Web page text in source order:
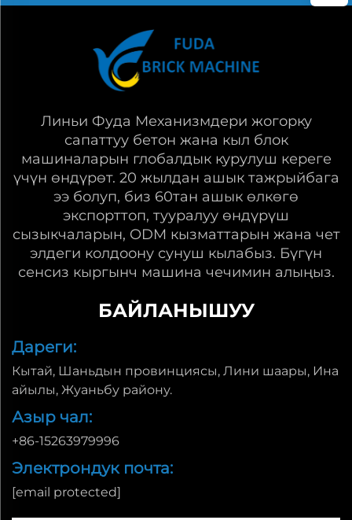
Линьи Фуда Механизмдери жогорку
сапаттуу бетон жана кыл блок
машиналарын глобалдык курулуш кереге
үчүн өндүрөт. 20 жылдан ашык тажрыйбага
ээ болуп, биз 60тан ашык өлкөгө
экспорттоп, тууралуу өндүрүш
сызыкчаларын, ODM кызматтарын жана чет
элдеги колдоону сунуш кылабыз. Бүгүн
сенсиз кыргынч машина чечимин алыңыз.
БАЙЛАНЫШУУ
Дареги:
Кытай, Шаньдын провинциясы, Лини шаары, Ина
айылы, Жуаньбу району.
Азыр чал:
+86-15263979996
Электрондук почта:
[email protected]